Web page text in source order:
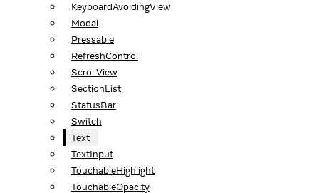
KeyboardAvoidingView
Modal
Pressable
RefreshControl
ScrollView
SectionList
StatusBar
Switch
Text
TextInput
TouchableHighlight
TouchableOpacity